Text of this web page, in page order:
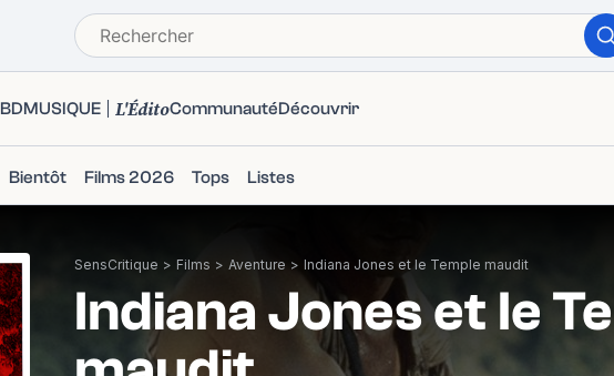
BDMUSIQUE L'ÉditoCommunautéDécouvrir
Bientôt Films 2026 Tops Listes
SensCritique > Films > Aventure > Indiana Jones et le Temple maudit
Indiana Jones et le